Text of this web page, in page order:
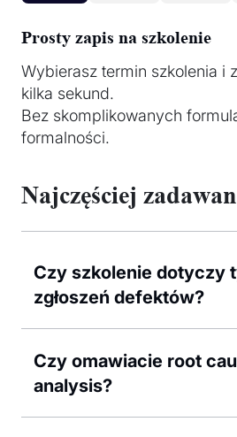
Prosty zapis na szkolenie
Wybierasz termin szkolenia i
kilka sekund.
Bez skomplikowanych
formalności.
Najczęściej
Czy szkolenie dotyczy
zgłoszeń defektów?
Czy omawiacie root
analysis?